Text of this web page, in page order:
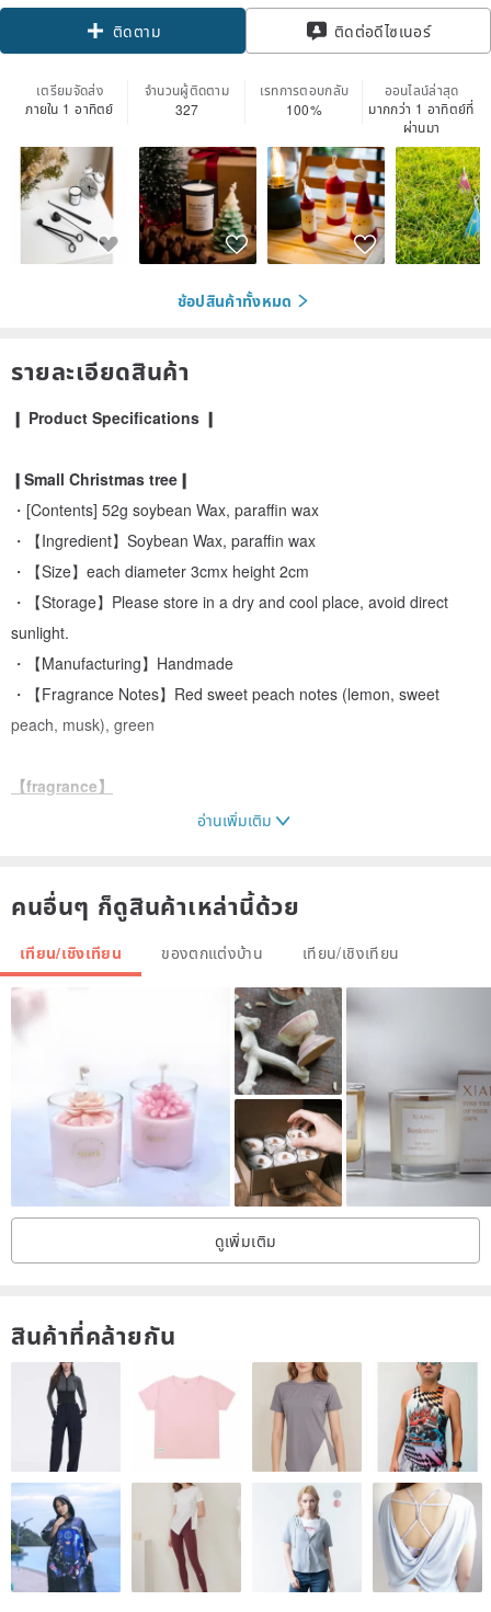
ติดตาม ติดต่อดีไซเนอร์
เตรียมจัดส่ง
ภายใน 1 อาทิตย์
จำนวนผู้ติดตาม
327
เรทการตอบกลับ
100%
ออนไลน์ล่าสุด
มากกว่า 1 อาทิตย์ที่
ผ่านมา
ช้อปสินค้าทั้งหมด
รายละเอียดสินค้า
❙ Product Specifications ❙
❙Small Christmas tree❙
・[Contents] 52g soybean Wax, paraffin wax
・【Ingredient】Soybean Wax, paraffin wax
・【Size】each diameter 3cmx height 2cm
・【Storage】Please store in a dry and cool place, avoid direct
sunlight.
・【Manufacturing】Handmade
・【Fragrance Notes】Red sweet peach notes (lemon, sweet
peach, musk), green
【fragrance】
Ingredients: Bergamot, Jasmine, White Musk
※ Beach house fragrance (green)
Ingredients: sea salt, orange blossom, white cedar
※ Misty rainforest fragrance (brown)
INGREDIENTS: Amber, Cedarwood, Sandalwood
❙ Instructions for use
・Before lighting, please trim the candle wick to 0.5 cm to ensure
horizontal and fire-resistant material.
・Do not burn candles for more than 4 hours at a time.
・Before lighting the candle again, make sure the candle has
cooled down and solidified.
・When only about 1 cm of candle remains at the bottom. Please
stop using.
・Do not move the candle while burning or when the candle is still
warm.
อ่านเพิ่มเติม
คนอื่นๆ ก็ดูสินค้าเหล่านี้ด้วย
เทียน/เชิงเทียน ของตกแต่งบ้าน เทียน/เชิงเทียน
ดูเพิ่มเติม
สินค้าที่คล้ายกัน